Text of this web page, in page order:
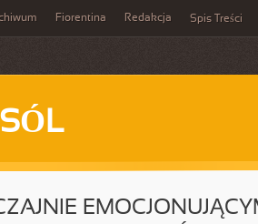
Fiorentina Redakcja Spis Treści